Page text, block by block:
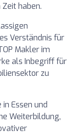
haben.
Verständnis für
Makler im
als Inbegriff für
zu
Essen und
Weiterbildung,